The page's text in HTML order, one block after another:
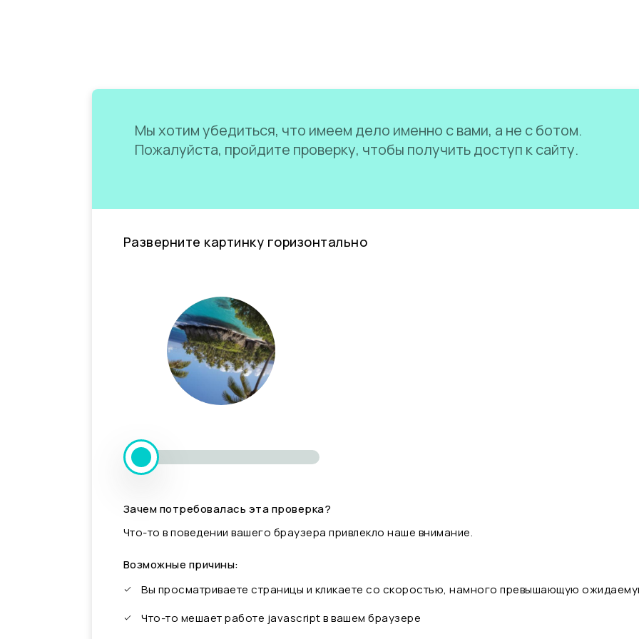
Мы хотим убедиться, что имеем дело именно с вами, а не с ботом.
Пожалуйста, пройдите проверку, чтобы получить доступ к сайту.
Разверните картинку горизонтально
Зачем потребовалась эта проверка?
Что-то в поведении вашего браузера привлекло наше внимание.
Возможные причины:
Вы просматриваете страницы и кликаете со скоростью, намного превышающую
Что-то мешает работе javascript в вашем браузере